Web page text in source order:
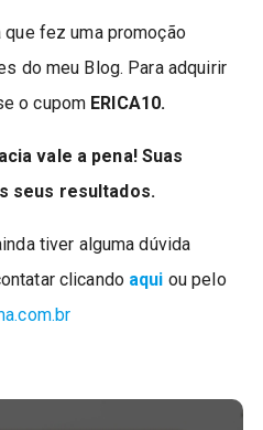
que fez uma promoção
do meu Blog. Para adquirir
o cupom ERICA10.
vale a pena! Suas
seus resultados.
tiver alguma dúvida
clicando aqui ou pelo